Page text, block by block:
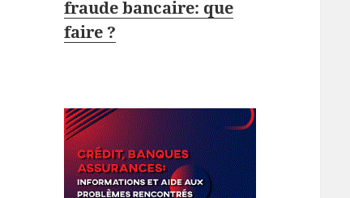
fraude bancaire: que
faire ?